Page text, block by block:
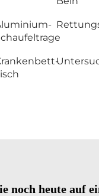
noch heute auf